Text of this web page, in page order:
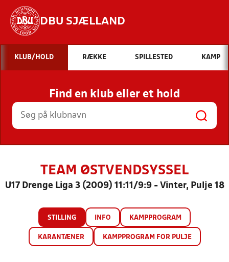
DBU SJÆLLAND
Hvad vil du søge efter?
INDHOLD OG NYHEDER
STILLINGER, RESULTATER, KLUBBER OG
HOLD
KLUB/HOLD RÆKKE SPILLESTED KAMP
Find en klub eller et hold
TEAM ØSTVENDSYSSEL
U17 Drenge Liga 3 (2009) 11:11/9:9 - Vinter, Pulje 18
STILLING INFO KAMPPROGRAM
KARANTÆNER KAMPPROGRAM FOR PULJE